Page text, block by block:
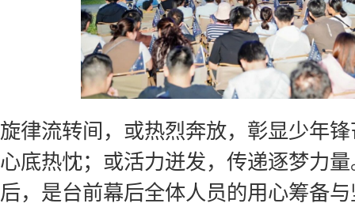
旋律流转间，或热烈奔放，彰显少年
心底热忱；或活力迸发，传递逐梦力
后，是台前幕后全体人员的用心筹备